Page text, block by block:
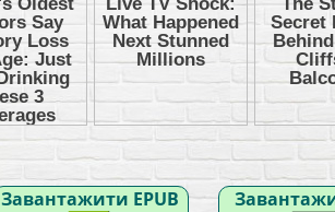
Завантажити EPUB